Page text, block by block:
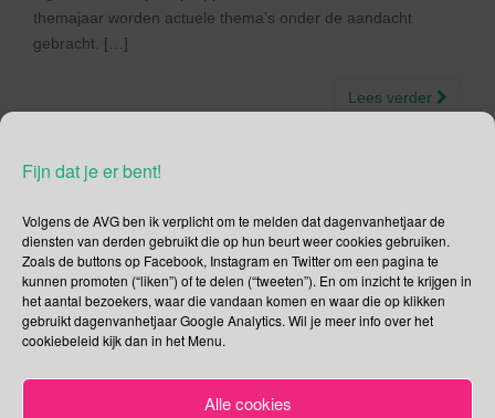
Fijn dat je er bent!
Volgens de AVG ben ik verplicht om te melden dat dagenvanhetjaar de
diensten van derden gebruikt die op hun beurt weer cookies gebruiken.
Zoals de buttons op Facebook, Instagram en Twitter om een pagina te
kunnen promoten (“liken”) of te delen (“tweeten”). En om inzicht te krijgen in
het aantal bezoekers, waar die vandaan komen en waar die op klikken
gebruikt dagenvanhetjaar Google Analytics. Wil je meer info over het
cookiebeleid kijk dan in het Menu.
Alle cookies
themajaar worden actuele thema’s onder de aandacht
gebracht. […]
Lees verder
Social Media
Je kunt me volgen op
Zoeken